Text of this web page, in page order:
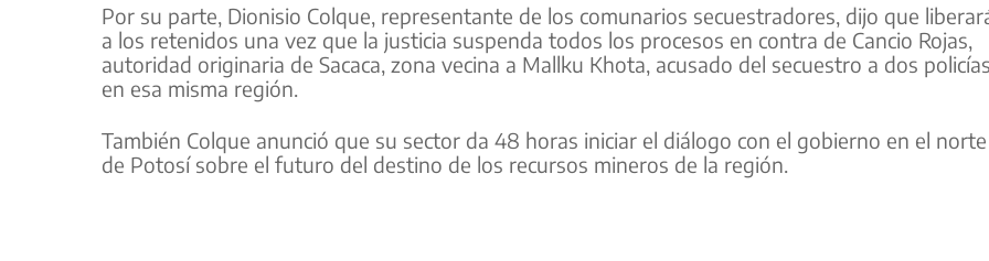
Por su parte, Dionisio Colque, representante de los comunarios secuestradores, dijo que
a los retenidos una vez que la justicia suspenda todos los procesos en contra de Cancio Rojas,
autoridad originaria de Sacaca, zona vecina a Mallku Khota, acusado del secuestro a dos
en esa misma región.
También Colque anunció que su sector da 48 horas iniciar el diálogo con el gobierno en el norte
de Potosí sobre el futuro del destino de los recursos mineros de la región.